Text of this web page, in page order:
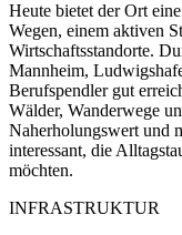
Heute bietet der Ort
Wegen, einem aktiven
Wirtschaftsstandorte.
Mannheim,
Berufspendler gut
Wälder, Wanderwege
Naherholungswert und
interessant, die
möchten.
INFRASTRUKTUR